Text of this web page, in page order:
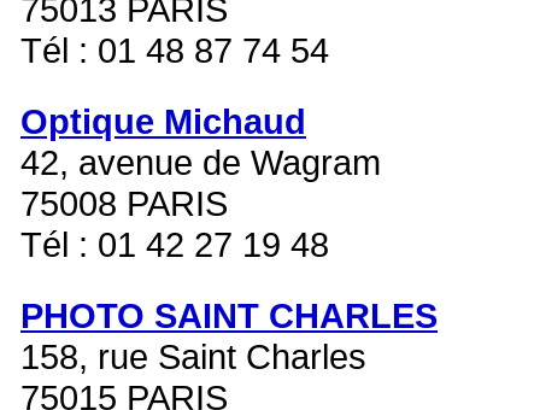
75013 PARIS
Tél : 01 48 87 74 54
Optique Michaud
42, avenue de Wagram
75008 PARIS
Tél : 01 42 27 19 48
PHOTO SAINT CHARLES
158, rue Saint Charles
75015 PARIS